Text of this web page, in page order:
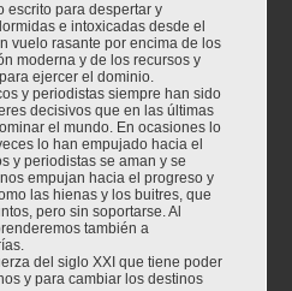
escrito para despertar y
e intoxicadas desde el
vuelo rasante por encima de los
moderna y de los recursos y
ejercer el dominio.
y periodistas siempre han sido
decisivos que en las últimas
el mundo. En ocasiones lo
lo han empujado hacia el
y periodistas se aman y se
empujan hacia el progreso y
las hienas y los buitres, que
pero sin soportarse. Al
también a
del siglo XXI que tiene poder
y para cambiar los destinos